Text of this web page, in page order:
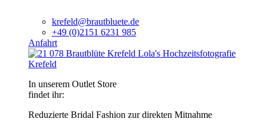
krefeld@brautbluete.de
+49 (0)2151 6231 985
Anfahrt
Krefeld
In unserem Outlet Store
findet ihr:
Reduzierte Bridal Fashion zur direkten Mitnahme